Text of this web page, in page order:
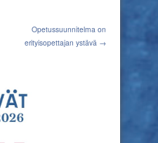
Opetussuunnitelma on
erityisopettajan ystävä →